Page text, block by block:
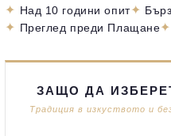
✦ Над 10 години опит✦
✦ Преглед преди Плащане✦
ЗАЩО ДА
Традиция в изкуството и